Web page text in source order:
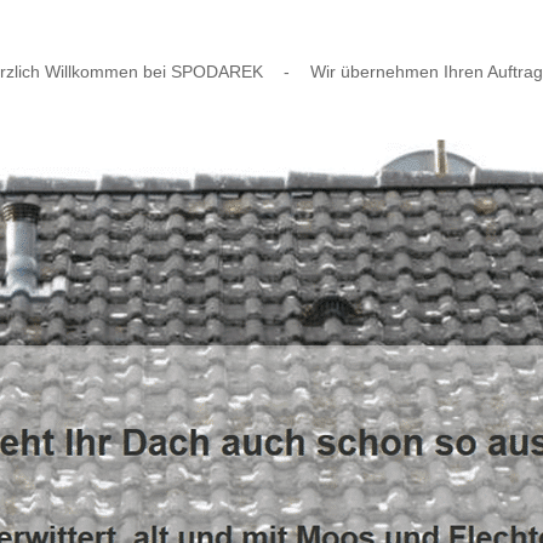
Willkommen bei SPODAREK - Wir übernehmen Ihren